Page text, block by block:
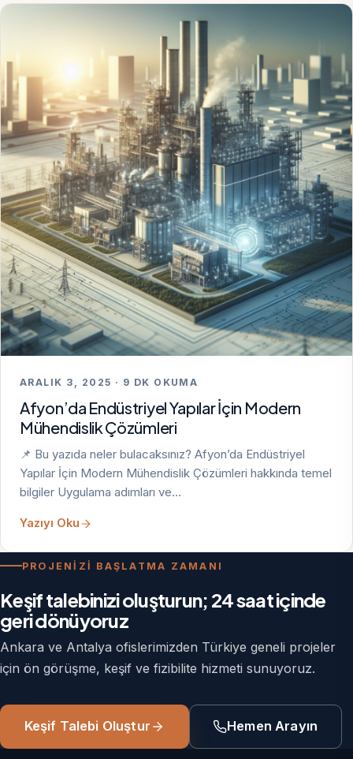
ARALIK 3, 2025 · 9 DK OKUMA
Afyon’da Endüstriyel Yapılar İçin Modern
Mühendislik Çözümleri
📌 Bu yazıda neler bulacaksınız? Afyon’da Endüstriyel
Yapılar İçin Modern Mühendislik Çözümleri hakkında temel
bilgiler Uygulama adımları ve…
Yazıyı Oku
PROJENİZİ BAŞLATMA ZAMANI
Keşif talebinizi oluşturun; 24 saat içinde
geri dönüyoruz
Ankara ve Antalya ofislerimizden Türkiye geneli projeler
için ön görüşme, keşif ve fizibilite hizmeti sunuyoruz.
Keşif Talebi Oluştur Hemen Arayın